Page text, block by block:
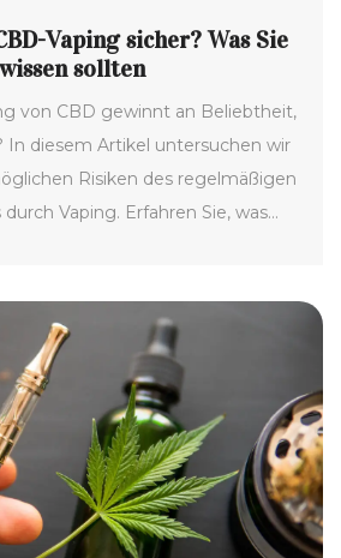
Vaping sicher? Was Sie
wissen sollten
von CBD gewinnt an Beliebtheit,
In diesem Artikel untersuchen wir
Risiken des regelmäßigen
Vaping. Erfahren Sie, was